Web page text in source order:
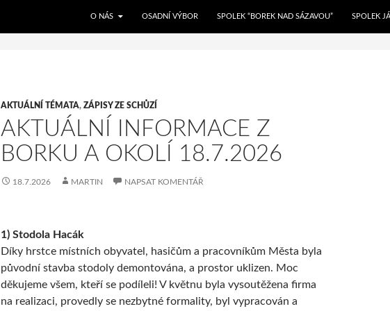
O NÁS
OSADNÍ VÝBOR SPOLEK “BOREK NAD SÁZAVOU” SPOLEK
AKTUÁLNÍ TÉMATA, ZÁPISY ZE SCHŮZÍ
AKTUÁLNÍ INFORMACE Z
BORKU A OKOLÍ 18.7.2026
18.7.2026 MARTIN NAPSAT KOMENTÁŘ
1) Stodola Hacák
Díky hrstce místních obyvatel, hasičům a pracovníkům Města byla
původní stavba stodoly demontována, a prostor uklizen. Moc
děkujeme všem, kteří se podíleli! V květnu byla vysoutěžena firma
na realizaci, provedly se nezbytné formality, byl vypracován a